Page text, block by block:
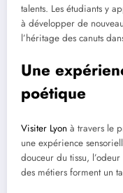
talents. Les étudiants y
à développer de
l’héritage des canuts
Une
poétique
Visiter Lyon à travers le
une expérience
douceur du tissu,
des métiers forment un